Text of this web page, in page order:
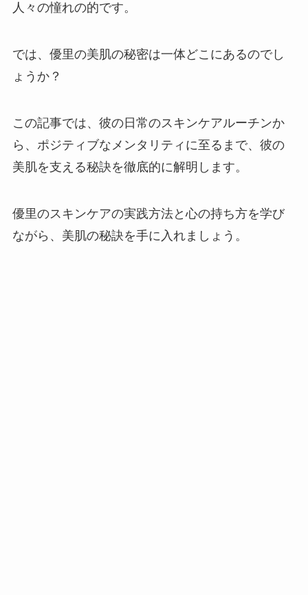
人々の憧れの的です。
では、優里の美肌の秘密は一体どこにあるのでし
ょうか？
この記事では、彼の日常のスキンケアルーチンか
ら、ポジティブなメンタリティに至るまで、彼の
美肌を支える秘訣を徹底的に解明します。
優里のスキンケアの実践方法と心の持ち方を学び
ながら、美肌の秘訣を手に入れましょう。